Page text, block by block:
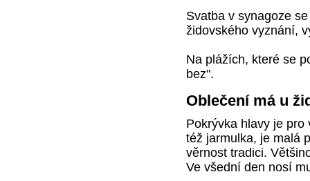
Svatba v synagoze
židovského vyznání,
Na plážích, které se
bez".
Oblečení má u
Pokrývka hlavy je
též jarmulka, je malá
věrnost tradici.
Ve všední den nosí